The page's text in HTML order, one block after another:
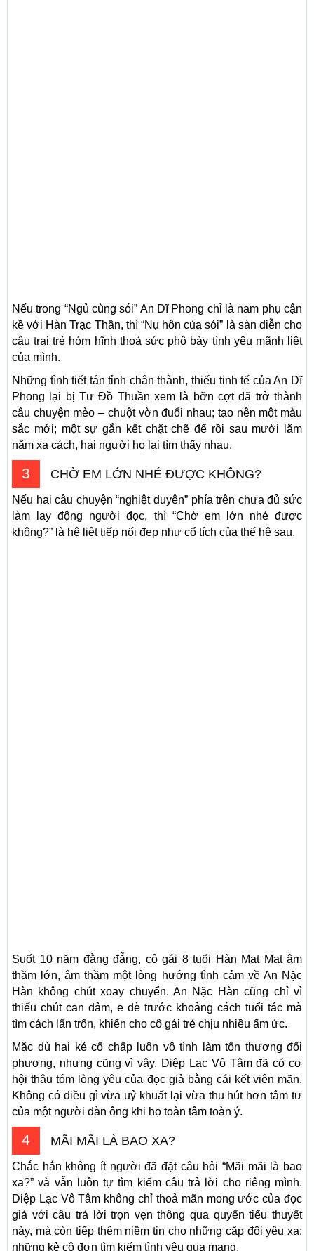
Nếu trong “Ngủ cùng sói” An Dĩ Phong chỉ là nam phụ cận
kề với Hàn Trạc Thần, thì “Nụ hôn của sói” là sàn diễn cho
cậu trai trẻ hóm hĩnh thoả sức phô bày tình yêu mãnh liệt
của mình.
Những tình tiết tán tỉnh chân thành, thiếu tinh tế của An Dĩ
Phong lại bị Tư Đồ Thuần xem là bỡn cợt đã trở thành
câu chuyện mèo – chuột vờn đuổi nhau; tạo nên một màu
sắc mới; một sự gắn kết chặt chẽ để rồi sau mười lăm
năm xa cách, hai người họ lại tìm thấy nhau.
3 CHỜ EM LỚN NHÉ ĐƯỢC KHÔNG?
Nếu hai câu chuyện “nghiệt duyên” phía trên chưa đủ sức
làm lay động người đọc, thì “Chờ em lớn nhé được
không?” là hệ liệt tiếp nối đẹp như cổ tích của thế hệ sau.
Suốt 10 năm đằng đẵng, cô gái 8 tuổi Hàn Mạt Mạt âm
thầm lớn, âm thầm một lòng hướng tình cảm về An Nặc
Hàn không chút xoay chuyển. An Nặc Hàn cũng chỉ vì
thiếu chút can đảm, e dè trước khoảng cách tuổi tác mà
tìm cách lẩn trốn, khiến cho cô gái trẻ chịu nhiều ấm ức.
Mặc dù hai kẻ cố chấp luôn vô tình làm tổn thương đối
phương, nhưng cũng vì vậy, Diệp Lạc Vô Tâm đã có cơ
hội thâu tóm lòng yêu của đọc giả bằng cái kết viên mãn.
Không có điều gì vừa uỷ khuất lại vừa thu hút hơn tâm tư
của một người đàn ông khi họ toàn tâm toàn ý.
4 MÃI MÃI LÀ BAO XA?
Chắc hẳn không ít người đã đặt câu hỏi “Mãi mãi là bao
xa?” và vẫn luôn tự tìm kiếm câu trả lời cho riêng mình.
Diệp Lạc Vô Tâm không chỉ thoả mãn mong ước của đọc
giả với câu trả lời trọn vẹn thông qua quyển tiểu thuyết
này, mà còn tiếp thêm niềm tin cho những cặp đôi yêu xa;
những kẻ cô đơn tìm kiếm tình yêu qua mạng.